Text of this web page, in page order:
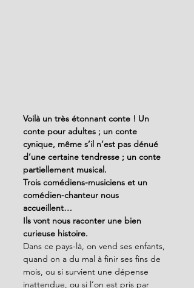
Voilà un très étonnant conte ! Un
conte pour adultes ; un conte
cynique, même s’il n’est pas dénué
d’une certaine tendresse ; un conte
partiellement musical.
Trois comédiens-musiciens et un
comédien-chanteur nous
accueillent…
Ils vont nous raconter une bien
curieuse histoire.
Dans ce pays-là, on vend ses enfants,
quand on a du mal à finir ses fins de
mois, ou si survient une dépense
inattendue, ou si l’on est pris par